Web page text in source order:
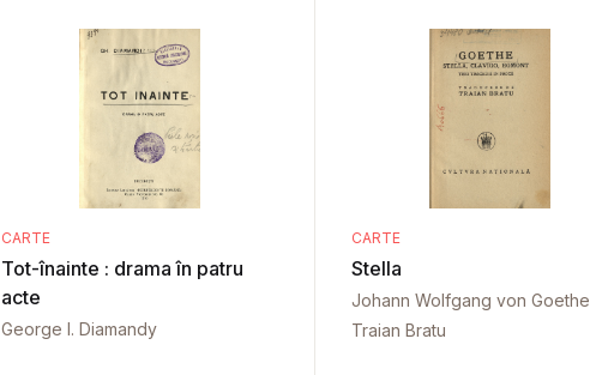
CARTE
Tot-înainte : drama în patru
acte
George I. Diamandy
CARTE
Stella
Johann Wolfgang von Goethe
Traian Bratu